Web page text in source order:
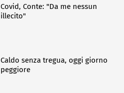
Covid, Conte: "Da me nessun
illecito"
Caldo senza tregua, oggi giorno
peggiore